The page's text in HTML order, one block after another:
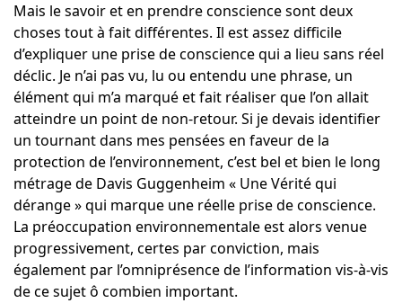
Mais le savoir et en prendre conscience sont deux
choses tout à fait différentes. Il est assez difficile
d’expliquer une prise de conscience qui a lieu sans réel
déclic. Je n’ai pas vu, lu ou entendu une phrase, un
élément qui m’a marqué et fait réaliser que l’on allait
atteindre un point de non-retour. Si je devais identifier
un tournant dans mes pensées en faveur de la
protection de l’environnement, c’est bel et bien le long
métrage de Davis Guggenheim « Une Vérité qui
dérange » qui marque une réelle prise de conscience.
La préoccupation environnementale est alors venue
progressivement, certes par conviction, mais
également par l’omniprésence de l’information vis-à-vis
de ce sujet ô combien important.